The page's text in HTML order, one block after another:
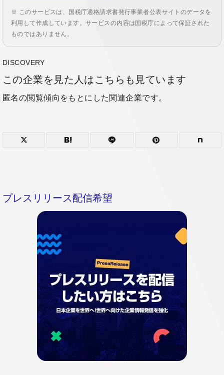
※ このサービスは、国税庁適格請求書発行事業者公表サイトのデータを
利用して作成しています。サービスの内容は国税庁によって保証された
ものではありません。
DISCOVERY
この企業を見た人はこちらも見ています
匿名の閲覧傾向をもとにした関連企業です。
プレスリリース配信希望